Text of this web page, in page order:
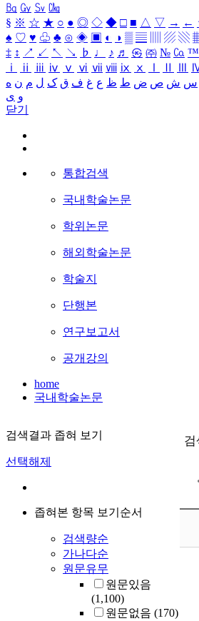
㏃ ㏉ ㏜ ㏆
§ ※ ☆ ★ ○ ● ◎ ◇ ◆ □ ■ △ ▽ → ←
♠ ♡ ♥ ♧ ♣ ⊙ ◈ ▣ ◐ ◑ ▒ ▤ ▨ ▧
‡ ↕ ↗ ↙ ↖ ↘ ♭ ♩ ♪ ♬ ㉿ ㈜ № ㏇ ™
ⅰ
ⅱ ⅲ ⅳ ⅴ ⅵ ⅶ ⅷ ⅸ ⅹ
س ش ص ض ط ظ ع غ ف ق ک ل م ن ه
و ی
닫기
통합검색
국내학술논문
학위논문
해외학술논문
학술지
단행본
연구보고서
공개강의
home
국내학술논문
검색결과 좁혀 보기
선택해제
좁혀본 항목 보기순서
검색량순
가나다순
원문유무
원문있음
(1,100)
원문없음 (170)
검